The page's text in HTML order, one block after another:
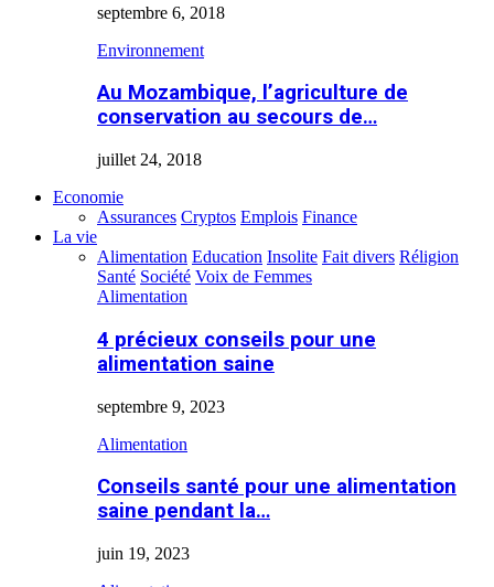
septembre 6, 2018
Environnement
Au Mozambique, l’agriculture de
conservation au secours de…
juillet 24, 2018
Economie
Assurances Cryptos Emplois Finance
La vie
Alimentation Education Insolite Fait divers Réligion
Santé Société Voix de Femmes
Alimentation
4 précieux conseils pour une
alimentation saine
septembre 9, 2023
Alimentation
Conseils santé pour une alimentation
saine pendant la…
juin 19, 2023